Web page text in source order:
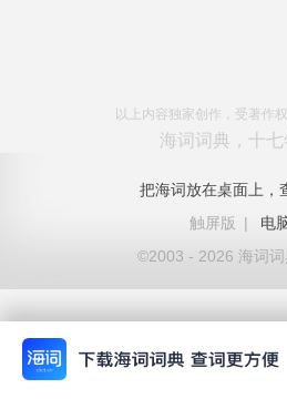
以上内容独家创作，受著作
海词词典，十
把海词放在桌面上，
触屏版
|
电
©2003 - 2026 海词